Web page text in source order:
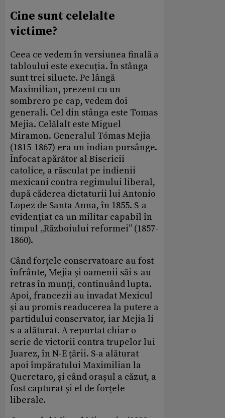
Cine sunt celelalte
victime?
Ceea ce vedem în versiunea finală a
tabloului este execuția. În stânga
sunt trei siluete. Pe lângă
Maximilian, prezent cu un
sombrero pe cap, vedem doi
generali. Cel din stânga este Tomas
Mejia. Celălalt este Miguel
Miramon. Generalul Tómas Mejia
(1815-1867) era un indian pursânge.
Înfocat apărător al Bisericii
catolice, a răsculat pe indienii
mexicani contra regimului liberal,
după căderea dictaturii lui Antonio
Lopez de Santa Anna, în 1855. S-a
evidențiat ca un militar capabil în
timpul „Războiului reformei” (1857-
1860).
Când forțele conservatoare au fost
înfrânte, Mejia și oamenii săi s-au
retras în munți, continuând lupta.
Apoi, francezii au invadat Mexicul
și au promis readucerea la putere a
partidului conservator, iar Mejia li
s-a alăturat. A repurtat chiar o
serie de victorii contra trupelor lui
Juarez, în N-E țării. S-a alăturat
apoi împăratului Maximilian la
Queretaro, și când orașul a căzut, a
fost capturat și el de forțele
liberale.